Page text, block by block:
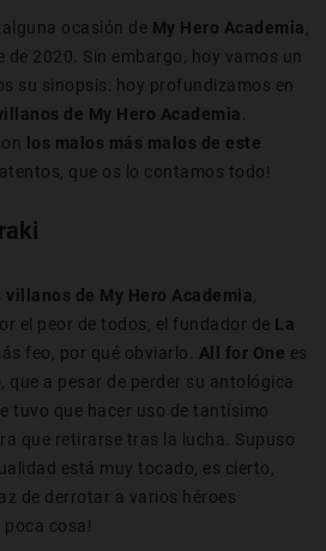
ocasión de My Hero Academia
de 2020. Sin embargo, hoy vamos un
su sinopsis: hoy profundizamos en
de My Hero Academia
los malos más malos de este
atentos, que os lo contamos todo!
villanos de My Hero Academia
el peor de todos, el fundador de La
feo, por qué obviarlo. All for One es
que a pesar de perder su antológica
tuvo que hacer uso de tantísimo
que retirarse tras la lucha. Supuso
está muy tocado, es cierto,
de derrotar a varios héroes
poca cosa!